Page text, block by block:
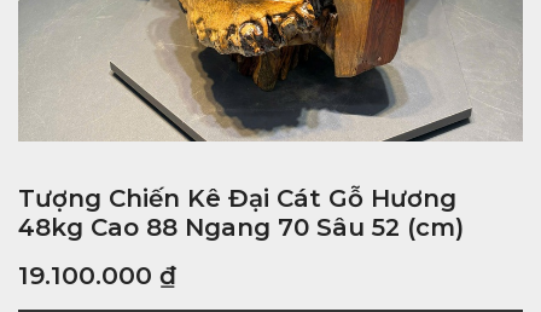
Tượng Chiến Kê Đại Cát Gỗ Hương
48kg Cao 88 Ngang 70 Sâu 52 (cm)
19.100.000 ₫